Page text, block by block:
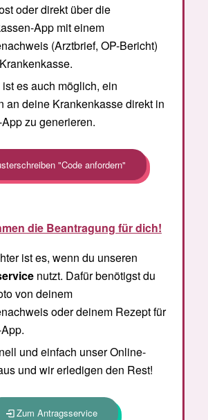
oder direkt über die
App mit einem
(Arztbrief, OP-Bericht)
es auch möglich, ein
an deine Krankenkasse direkt in
zu generieren.
"Code anfordern"
die Beantragung für dich!
ist es, wenn du unseren
nutzt. Dafür benötigst du
von deinem
oder deinem Rezept für
und einfach unser Online-
und wir erledigen den Rest!
Zum Antragsservice